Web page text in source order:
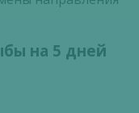
на 5 дней